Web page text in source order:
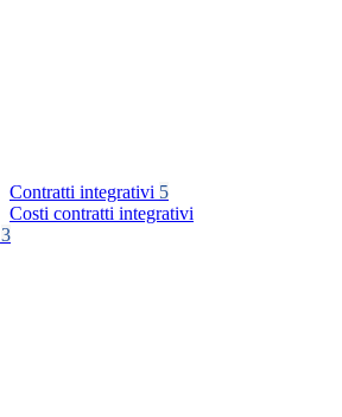
Contratti integrativi 5
Costi contratti integrativi
3